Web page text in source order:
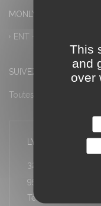
MONLYCEE.NET (ENT)
ENT – Accès à
SUIVEZ-NOUS
Toutes les actualités
LYCÉE LOUIS
32 rue Stéphane
95600 Eaubonne
Téléphone : 01 34
This
and
over